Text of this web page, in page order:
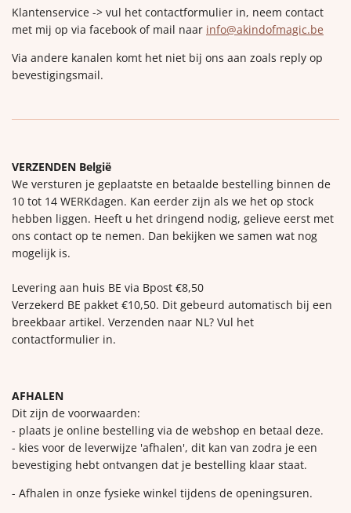
Klantenservice -> vul het contactformulier in, neem contact
met mij op via facebook of mail naar info@akindofmagic.be
Via andere kanalen komt het niet bij ons aan zoals reply op
bevestigingsmail.
VERZENDEN België
We versturen je geplaatste en betaalde bestelling binnen de
10 tot 14 WERKdagen. Kan eerder zijn als we het op stock
hebben liggen. Heeft u het dringend nodig, gelieve eerst met
ons contact op te nemen. Dan bekijken we samen wat nog
mogelijk is.
Levering aan huis BE via Bpost €8,50
Verzekerd BE pakket €10,50. Dit gebeurd automatisch bij een
breekbaar artikel. Verzenden naar NL? Vul het
contactformulier in.
AFHALEN
Dit zijn de voorwaarden:
- plaats je online bestelling via de webshop en betaal deze.
- kies voor de leverwijze 'afhalen', dit kan van zodra je een
bevestiging hebt ontvangen dat je bestelling klaar staat.
- Afhalen in onze fysieke winkel tijdens de openingsuren.